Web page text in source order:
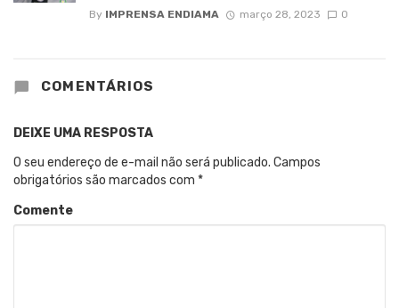
By IMPRENSA ENDIAMA março 28, 2023 0
COMENTÁRIOS
DEIXE UMA RESPOSTA
O seu endereço de e-mail não será publicado. Campos
obrigatórios são marcados com *
Comente